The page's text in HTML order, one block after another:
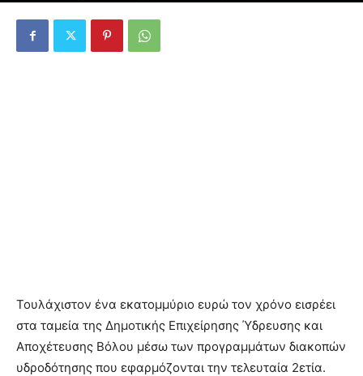
Τουλάχιστον ένα εκατομμύριο ευρώ τον χρόνο εισρέει
στα ταμεία της Δημοτικής Επιχείρησης Ύδρευσης και
Αποχέτευσης Βόλου μέσω των προγραμμάτων διακοπών
υδροδότησης που εφαρμόζονται την τελευταία 2ετία.